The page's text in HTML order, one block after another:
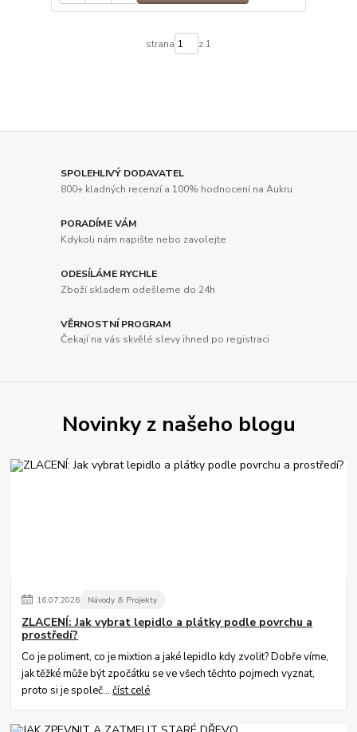
strana z 1
SPOLEHLIVÝ DODAVATEL
800+ kladných recenzí a 100% hodnocení na Aukru
PORADÍME VÁM
Kdykoli nám napište nebo zavolejte
ODESÍLÁME RYCHLE
Zboží skladem odešleme do 24h
VĚRNOSTNÍ PROGRAM
Čekají na vás skvělé slevy ihned po registraci
Novinky z našeho blogu
16.07.2026 Návody & Projekty
ZLACENÍ: Jak vybrat lepidlo a plátky podle povrchu a
prostředí?
Co je poliment, co je mixtion a jaké lepidlo kdy zvolit? Dobře víme,
jak těžké může být zpočátku se ve všech těchto pojmech vyznat,
proto si je společ...číst celé